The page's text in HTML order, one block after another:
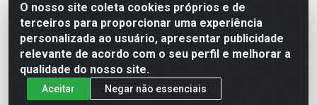
O nosso site coleta cookies próprios e de
terceiros para proporcionar uma experiência
personalizada ao usuário, apresentar publicidade
relevante de acordo com o seu perfil e melhorar a
qualidade do nosso site.
Aceitar Negar não essenciais
A.R. RODRIGUEZ SOLUÇÕES EM SAÚDE - Endereço Av.
Joaquim Nabuco, 2235 - Centro, Manaus - AM, CEP
69020-031 - CNPJ 04.562.591/0001-41